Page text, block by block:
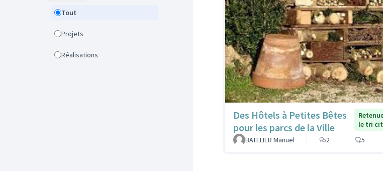
Tout
Projets
Réalisations
Des Hôtels à Petites Bêtes
pour les parcs de la Ville
le tri
BATELIER Manuel
2 5